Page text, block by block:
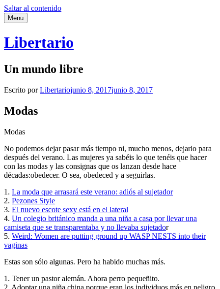
Saltar al contenido
Menu
Libertario
Un mundo libre
Escrito porLibertariojunio 8, 2017junio 8, 2017
Modas
Modas
No podemos dejar pasar más tiempo ni, mucho menos, dejarlo para
después del verano. Las mujeres ya sabéis lo que tenéis que hacer
con las modas y las consignas que os lanzan desde hace
décadas:obedecer. O sea, obedeced y a seguirlas.
1. La moda que arrasará este verano: adiós al sujetador
2. Pezones Style
3. El nuevo escote sexy está en el lateral
4. Un colegio británico manda a una niña a casa por llevar una
camiseta que se transparentaba y no llevaba sujetador
5. Weird: Women are putting ground up WASP NESTS into their
vaginas
Estas son sólo algunas. Pero ha habido muchas más.
1. Tener un pastor alemán. Ahora perro pequeñito.
2. Adoptar una niña china porque eran los individuos más en peligro